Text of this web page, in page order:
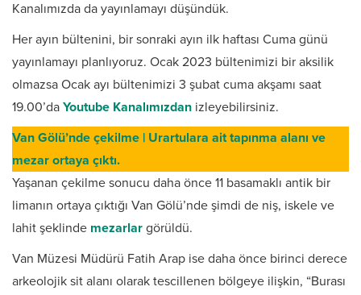
Kanalımızda da yayınlamayı düşündük.
Her ayın bültenini, bir sonraki ayın ilk haftası Cuma günü
yayınlamayı planlıyoruz. Ocak 2023 bültenimizi bir aksilik
olmazsa Ocak ayı bültenimizi 3 şubat cuma akşamı saat
19.00’da Youtube Kanalımızdan izleyebilirsiniz.
Van Gölü’nde çekilme | Urartulara ait tapınma alanı ve
mezar ortaya çıktı.
Yaşanan çekilme sonucu daha önce 11 basamaklı antik bir
limanın ortaya çıktığı Van Gölü’nde şimdi de niş, iskele ve
lahit şeklinde mezarlar görüldü.
Van Müzesi Müdürü Fatih Arap ise daha önce birinci derece
arkeolojik sit alanı olarak tescillenen bölgeye ilişkin, “Burası